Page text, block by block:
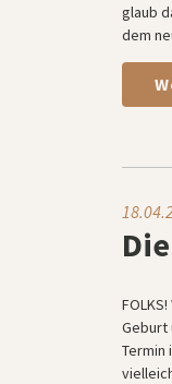
glaub
dem
Geburt
Termin